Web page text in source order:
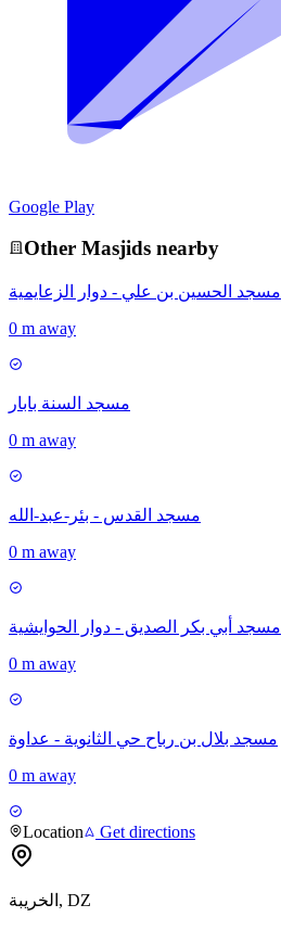
Google Play
Other Masjids nearby
مسجد الحسين بن علي - دوار الزعايمية
0 m away
مسجد السنة بابار
0 m away
مسجد القدس - بئر-عبد-الله
0 m away
مسجد أبي بكر الصديق - دوار الحوايشية
0 m away
مسجد بلال بن رباح حي الثانوية - عداوة
0 m away
Location Get directions
الخريبة, DZ